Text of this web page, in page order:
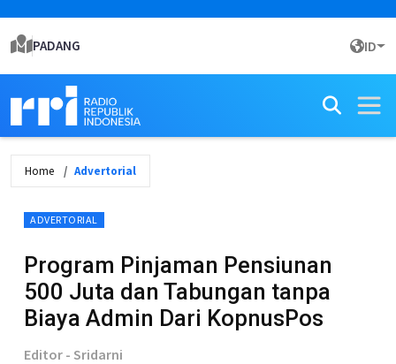
PADANG ID
Home Advertorial
ADVERTORIAL
Program Pinjaman Pensiunan
500 Juta dan Tabungan tanpa
Biaya Admin Dari KopnusPos
Editor - Sridarni